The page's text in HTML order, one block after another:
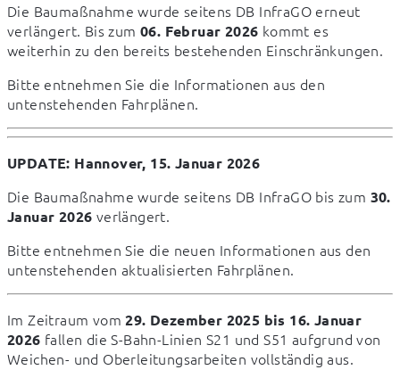
Die Baumaßnahme wurde seitens DB InfraGO erneut
verlängert. Bis zum 06. Februar 2026 kommt es
weiterhin zu den bereits bestehenden Einschränkungen.
Bitte entnehmen Sie die Informationen aus den
untenstehenden Fahrplänen.
UPDATE: Hannover, 15. Januar 2026
Die Baumaßnahme wurde seitens DB InfraGO bis zum 30.
Januar 2026 verlängert.
Bitte entnehmen Sie die neuen Informationen aus den
untenstehenden aktualisierten Fahrplänen.
Im Zeitraum vom 29. Dezember 2025 bis 16. Januar
2026 fallen die S-Bahn-Linien S21 und S51 aufgrund von
Weichen- und Oberleitungsarbeiten vollständig aus.